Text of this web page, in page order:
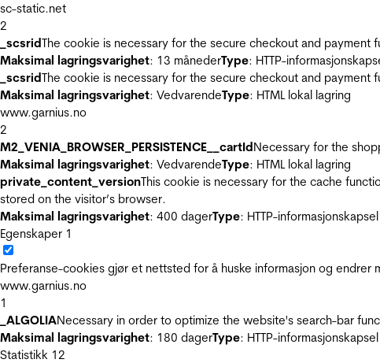
sc-static.net
2
_scsridThe cookie is necessary for the secure checkout and
Maksimal lagringsvarighet: 13 månederType: HTTP-
_scsridThe cookie is necessary for the secure checkout and
Maksimal lagringsvarighet: VedvarendeType: HTML lokal lagring
www.garnius.no
2
M2_VENIA_BROWSER_PERSISTENCE__cartIdNecessary for the
Maksimal lagringsvarighet: VedvarendeType: HTML lokal lagring
private_content_versionThis cookie is necessary for the cache
stored on the visitor’s browser.
Maksimal lagringsvarighet: 400 dagerType: HTTP-informasjonskapsel
Egenskaper 1
Preferanse-cookies gjør et nettsted for å huske informasjon og
www.garnius.no
1
_ALGOLIANecessary in order to optimize the website's search-bar
Maksimal lagringsvarighet: 180 dagerType: HTTP-informasjonskapsel
Statistikk 12